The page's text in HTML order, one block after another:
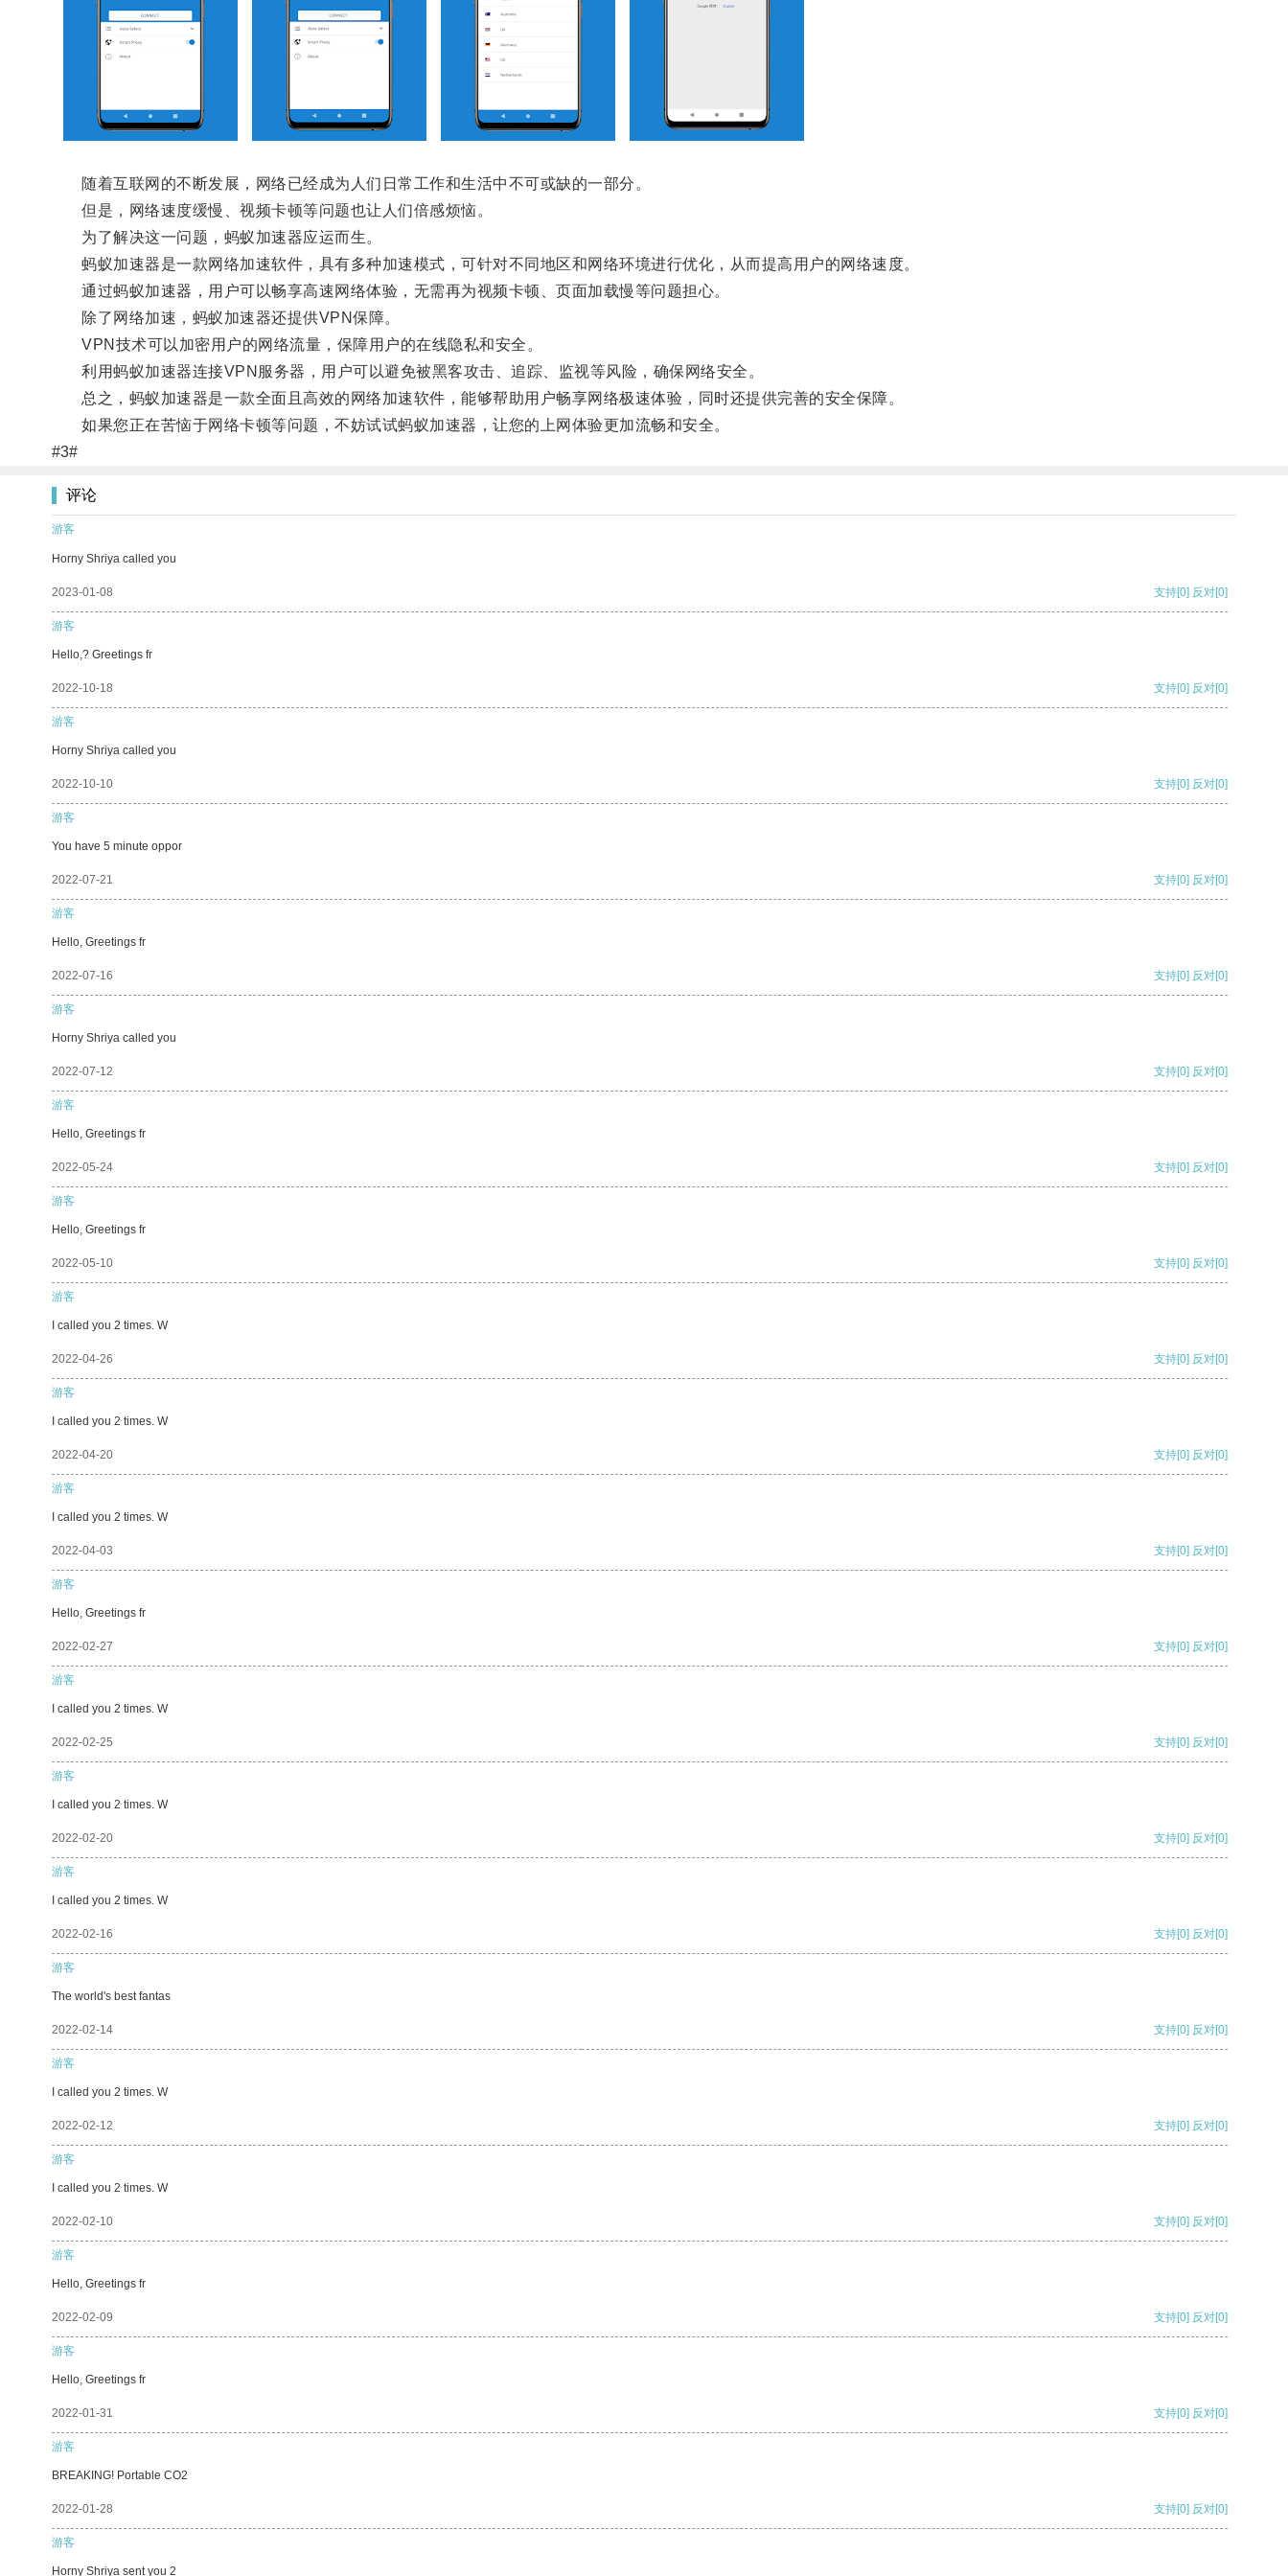
随着互联网的不断发展，网络已经成为人们日常工作和生活中不可或缺的一部分。
但是，网络速度缓慢、视频卡顿等问题也让人们倍感烦恼。
为了解决这一问题，蚂蚁加速器应运而生。
蚂蚁加速器是一款网络加速软件，具有多种加速模式，可针对不同地区和网络环境进行优化，从而提高用户的网络速度。
通过蚂蚁加速器，用户可以畅享高速网络体验，无需再为视频卡顿、页面加载慢等问题担心。
除了网络加速，蚂蚁加速器还提供VPN保障。
VPN技术可以加密用户的网络流量，保障用户的在线隐私和安全。
利用蚂蚁加速器连接VPN服务器，用户可以避免被黑客攻击、追踪、监视等风险，确保网络安全。
总之，蚂蚁加速器是一款全面且高效的网络加速软件，能够帮助用户畅享网络极速体验，同时还提供完善的安全保障。
如果您正在苦恼于网络卡顿等问题，不妨试试蚂蚁加速器，让您的上网体验更加流畅和安全。
#3#
评论
游客
Horny Shriya called you
2023-01-08 支持[0] 反对[0]
游客
Hello,? Greetings fr
2022-10-18 支持[0] 反对[0]
游客
Horny Shriya called you
2022-10-10 支持[0] 反对[0]
游客
You have 5 minute oppor
2022-07-21 支持[0] 反对[0]
游客
Hello, Greetings fr
2022-07-16 支持[0] 反对[0]
游客
Horny Shriya called you
2022-07-12 支持[0] 反对[0]
游客
Hello, Greetings fr
2022-05-24 支持[0] 反对[0]
游客
Hello, Greetings fr
2022-05-10 支持[0] 反对[0]
游客
I called you 2 times. W
2022-04-26 支持[0] 反对[0]
游客
I called you 2 times. W
2022-04-20 支持[0] 反对[0]
游客
I called you 2 times. W
2022-04-03 支持[0] 反对[0]
游客
Hello, Greetings fr
2022-02-27 支持[0] 反对[0]
游客
I called you 2 times. W
2022-02-25 支持[0] 反对[0]
游客
I called you 2 times. W
2022-02-20 支持[0] 反对[0]
游客
I called you 2 times. W
2022-02-16 支持[0] 反对[0]
游客
The world's best fantas
2022-02-14 支持[0] 反对[0]
游客
I called you 2 times. W
2022-02-12 支持[0] 反对[0]
游客
I called you 2 times. W
2022-02-10 支持[0] 反对[0]
游客
Hello, Greetings fr
2022-02-09 支持[0] 反对[0]
游客
Hello, Greetings fr
2022-01-31 支持[0] 反对[0]
游客
BREAKING! Portable CO2
2022-01-28 支持[0] 反对[0]
游客
Horny Shriya sent you 2